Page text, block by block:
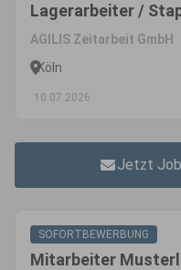
Lagerarbeiter /
AGILIS Zeitarbeit GmbH
Köln
10.07.2026
Jetzt
SOFORTBEWERBUNG
Mitarbeiter